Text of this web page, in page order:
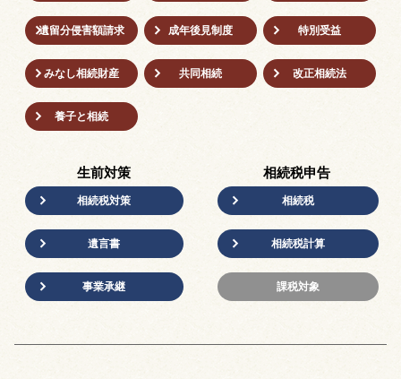
遺留分侵害額請求 成年後⾒制度 特別受益
みなし相続財産 共同相続 改正相続法
養子と相続
生前対策
相続税対策
遺言書
事業承継
相続税申告
相続税
相続税計算
課税対象